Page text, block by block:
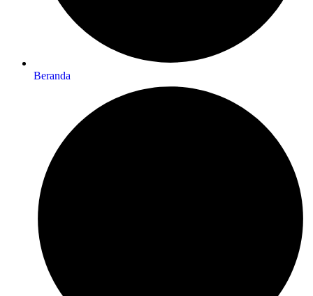
Beranda